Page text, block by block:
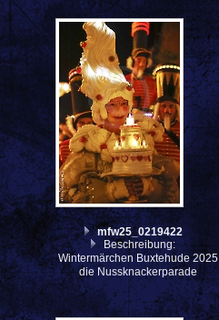
mfw25_0219422
Beschreibung:
Wintermärchen Buxtehude 2025
die Nussknackerparade